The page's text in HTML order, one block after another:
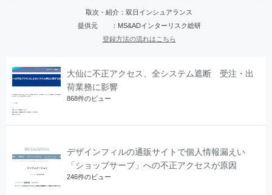
取次・紹介：双日インシュアランス
提供元 ：MS&ADインターリスク総研
登録方法の流れはこちら
大仙に不正アクセス、全システム遮断 受注・出
荷業務に影響
868件のビュー
デザインフィルの通販サイトで個人情報漏えい
「ショップサーブ」への不正アクセスが原因
246件のビュー